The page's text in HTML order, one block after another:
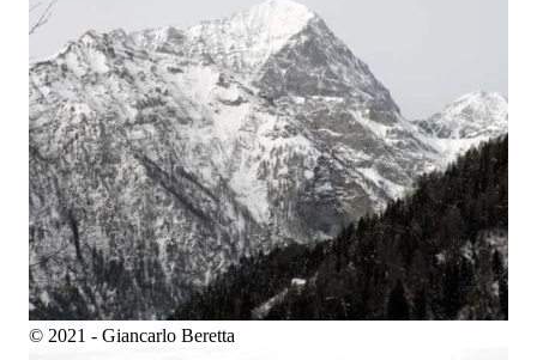
© 2021 - Giancarlo Beretta